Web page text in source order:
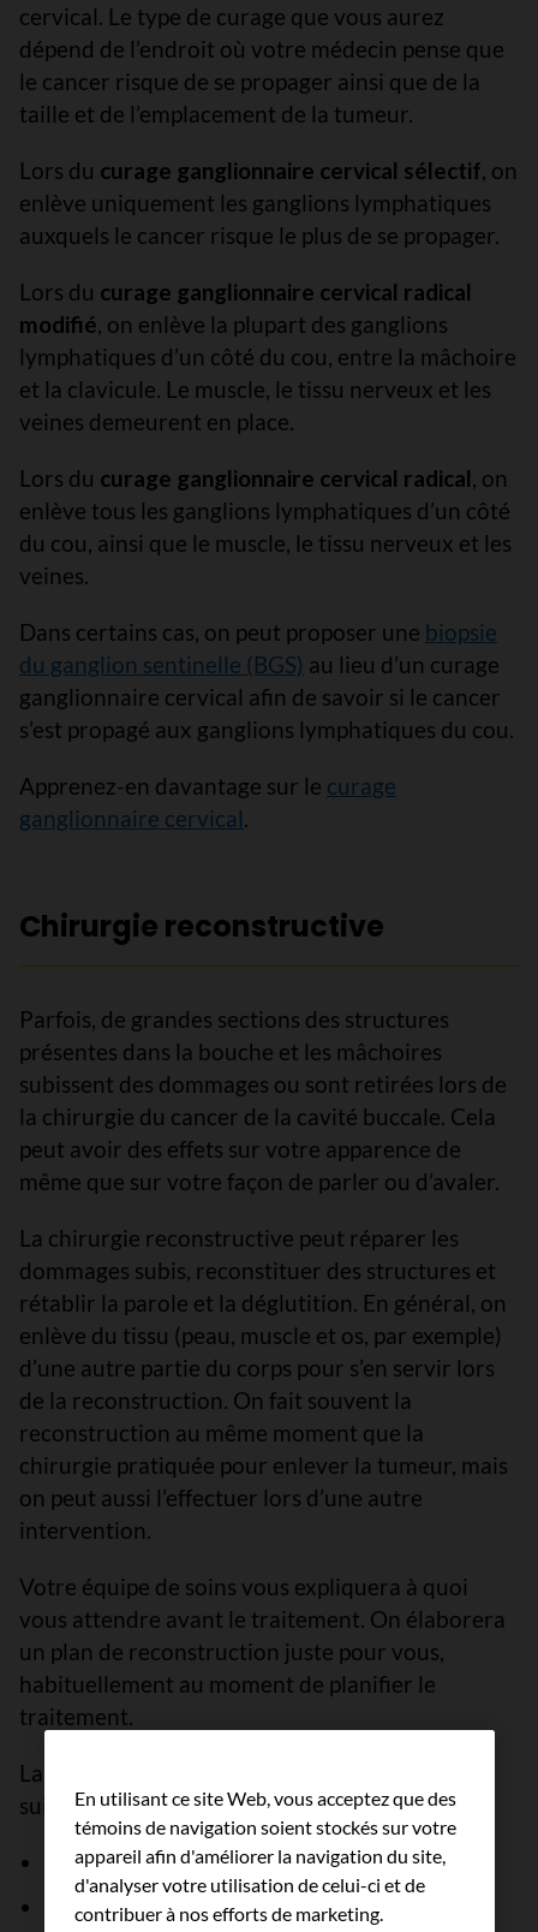
cervical. Le type de curage que vous aurez
dépend de l’endroit où votre médecin pense que
le cancer risque de se propager ainsi que de la
taille et de l’emplacement de la tumeur.
Lors du curage ganglionnaire cervical sélectif, on
enlève uniquement les ganglions lymphatiques
auxquels le cancer risque le plus de se propager.
Lors du curage ganglionnaire cervical radical
modifié, on enlève la plupart des ganglions
lymphatiques d’un côté du cou, entre la mâchoire
et la clavicule. Le muscle, le tissu nerveux et les
veines demeurent en place.
Lors du curage ganglionnaire cervical radical, on
enlève tous les ganglions lymphatiques d’un côté
du cou, ainsi que le muscle, le tissu nerveux et les
veines.
Dans certains cas, on peut proposer une biopsie
du ganglion sentinelle (BGS) au lieu d’un curage
ganglionnaire cervical afin de savoir si le cancer
s’est propagé aux ganglions lymphatiques du cou.
Apprenez-en davantage sur le curage
ganglionnaire cervical.
Chirurgie reconstructive
Parfois, de grandes sections des structures
présentes dans la bouche et les mâchoires
subissent des dommages ou sont retirées lors de
la chirurgie du cancer de la cavité buccale. Cela
peut avoir des effets sur votre apparence de
même que sur votre façon de parler ou d’avaler.
La chirurgie reconstructive peut réparer les
dommages subis, reconstituer des structures et
rétablir la parole et la déglutition. En général, on
enlève du tissu (peau, muscle et os, par exemple)
d’une autre partie du corps pour s’en servir lors
de la reconstruction. On fait souvent la
reconstruction au même moment que la
chirurgie pratiquée pour enlever la tumeur, mais
on peut aussi l’effectuer lors d’une autre
intervention.
Votre équipe de soins vous expliquera à quoi
vous attendre avant le traitement. On élaborera
un plan de reconstruction juste pour vous,
habituellement au moment de planifier le
traitement.
La reconstruction dépendra des éléments
suivants :
l’emplacement de la tumeur;
votre état général de santé et votre capacité
En utilisant ce site Web, vous acceptez que des
témoins de navigation soient stockés sur votre
appareil afin d'améliorer la navigation du site,
d'analyser votre utilisation de celui-ci et de
contribuer à nos efforts de marketing.